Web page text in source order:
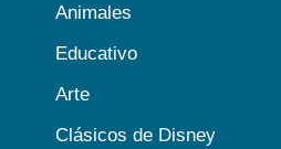
Animales
Educativo
Arte
Clásicos de Disney